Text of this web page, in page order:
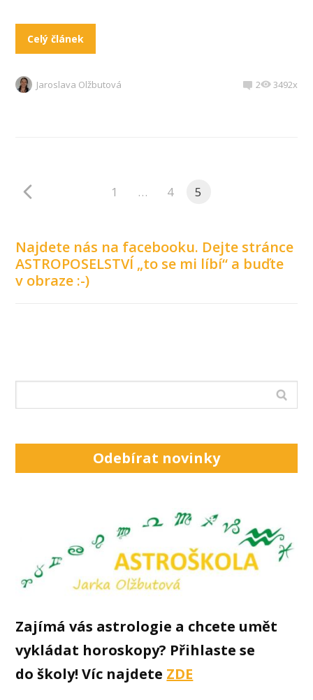
Celý článek
Jaroslava Olžbutová 2 3492x
1 … 4 5
Najdete nás na facebooku. Dejte stránce
ASTROPOSELSTVÍ „to se mi líbí“ a buďte
v obraze :-)
Odebírat novinky
Zajímá vás astrologie a chcete umět
vykládat horoskopy? Přihlaste se
do školy! Víc najdete ZDE